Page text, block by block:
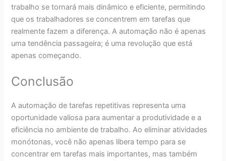
trabalho se tornará mais dinâmico e eficiente, permitindo
que os trabalhadores se concentrem em tarefas que
realmente fazem a diferença. A automação não é apenas
uma tendência passageira; é uma revolução que está
apenas começando.
Conclusão
A automação de tarefas repetitivas representa uma
oportunidade valiosa para aumentar a produtividade e a
eficiência no ambiente de trabalho. Ao eliminar atividades
monótonas, você não apenas libera tempo para se
concentrar em tarefas mais importantes, mas também